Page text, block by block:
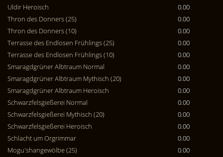
Uldir Heroisch
0.00
Thron des Donners (25)
0.00
Thron des Donners (10)
0.00
Terrasse des Endlosen Frühlings (25)
0.00
Terrasse des Endlosen Frühlings (10)
0.00
Smaragdgrüner Albtraum Normal
0.00
Smaragdgrüner Albtraum Mythisch (20)
0.00
Smaragdgrüner Albtraum Heroisch
0.00
Schwarzfelsgießerei Normal
0.00
Schwarzfelsgießerei Mythisch (20)
0.00
Schwarzfelsgießerei Heroisch
0.00
Schlacht um Orgrimmar
0.00
Mogu'shangewölbe (25)
0.00